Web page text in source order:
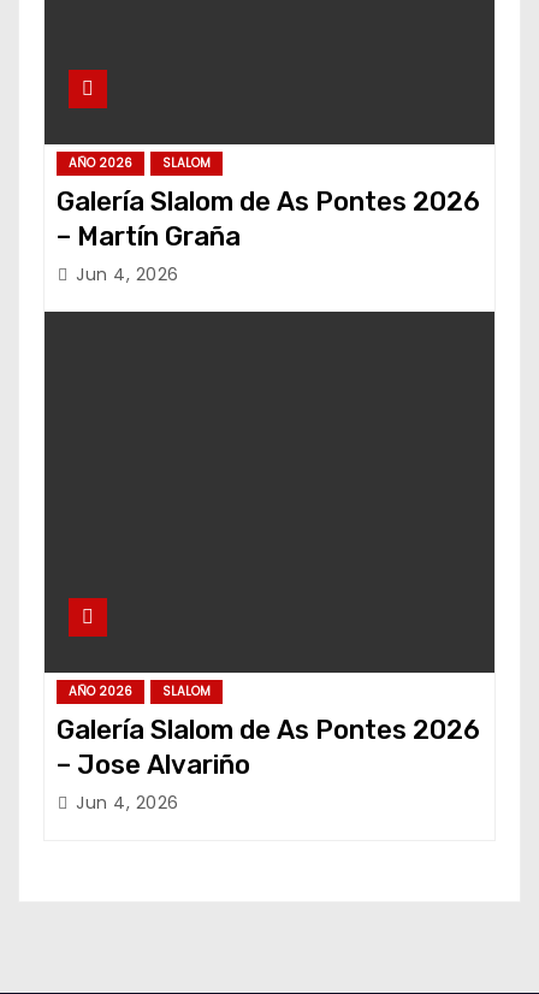
AÑO 2026 SLALOM
Galería Slalom de As Pontes 2026
– Martín Graña
Jun 4, 2026
AÑO 2026 SLALOM
Galería Slalom de As Pontes 2026
– Jose Alvariño
Jun 4, 2026